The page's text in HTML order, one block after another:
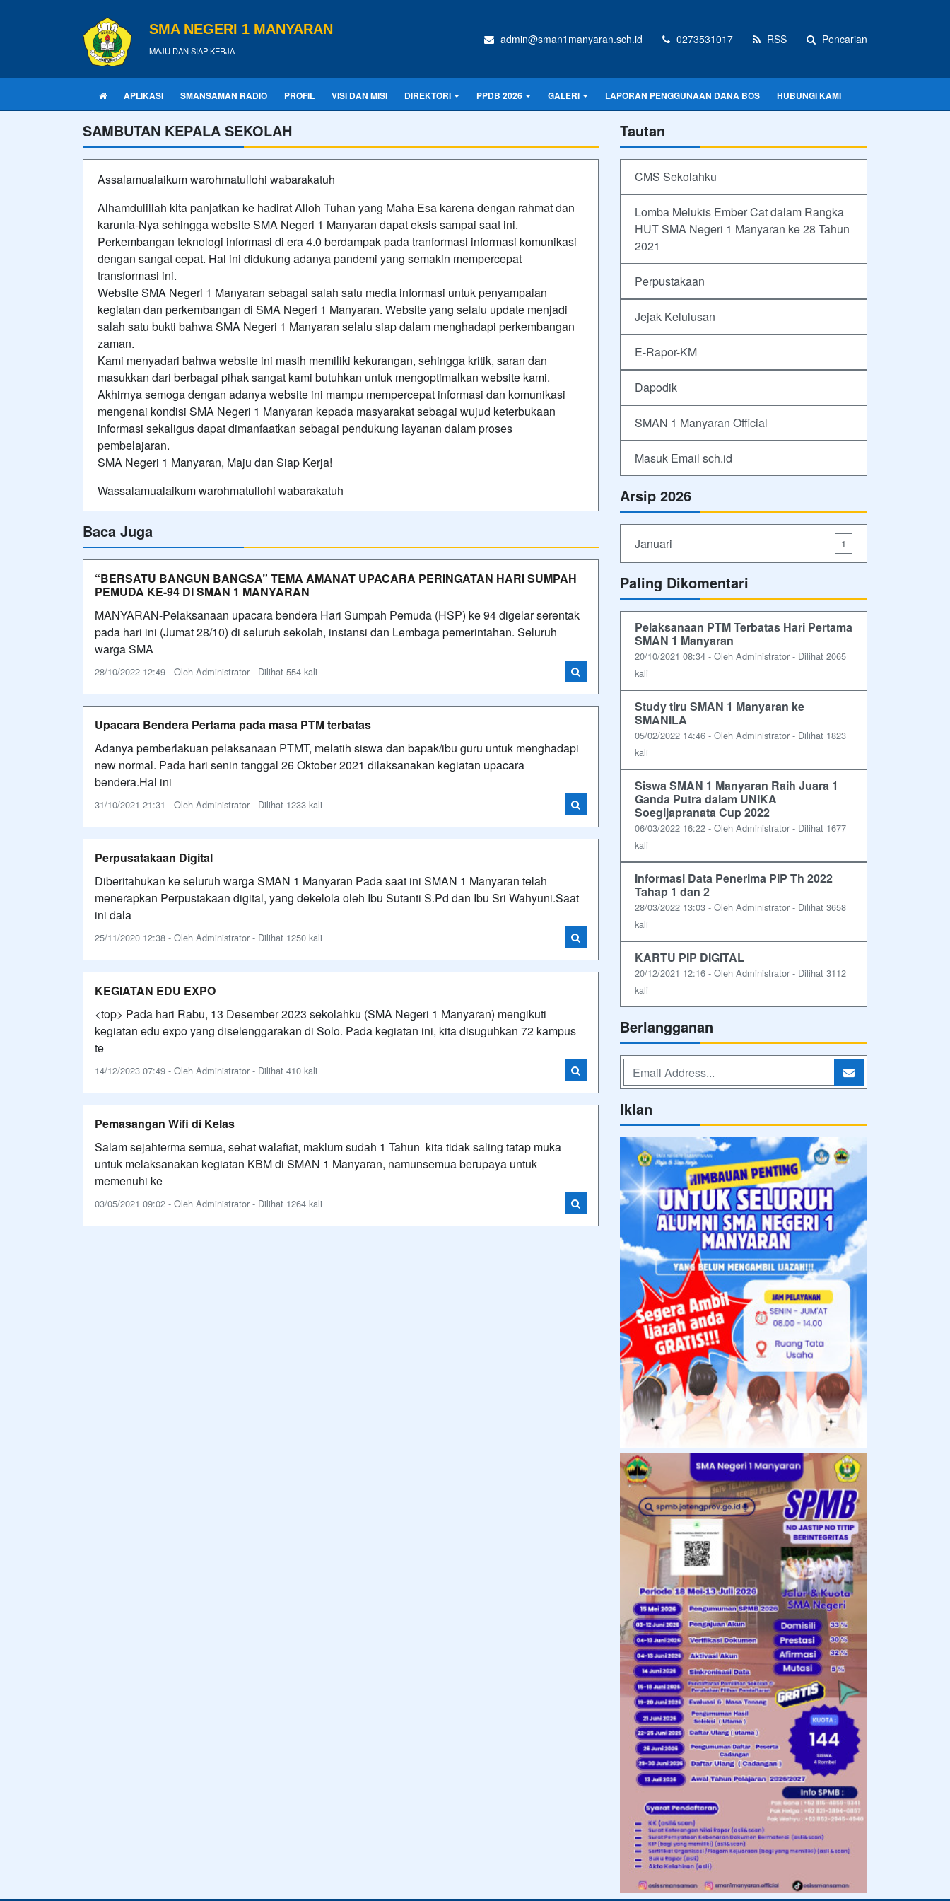
SMA NEGERI 1 MANYARAN
MAJU DAN SIAP KERJA
admin@sman1manyaran.sch.id 0273531017 RSS Pencarian
APLIKASI SMANSAMAN RADIO PROFIL VISI DAN MISI DIREKTORI PPDB 2026 GALERI LAPORAN PENGGUNAAN DANA BOS HUBUNGI KAMI
SAMBUTAN KEPALA SEKOLAH
Assalamualaikum warohmatullohi wabarakatuh
Alhamdulillah kita panjatkan ke hadirat Alloh Tuhan yang Maha Esa karena dengan rahmat dan
karunia-Nya sehingga website SMA Negeri 1 Manyaran dapat eksis sampai saat ini.
Perkembangan teknologi informasi di era 4.0 berdampak pada tranformasi informasi komunikasi
dengan sangat cepat. Hal ini didukung adanya pandemi yang semakin mempercepat
transformasi ini.
Website SMA Negeri 1 Manyaran sebagai salah satu media informasi untuk penyampaian
kegiatan dan perkembangan di SMA Negeri 1 Manyaran. Website yang selalu update menjadi
salah satu bukti bahwa SMA Negeri 1 Manyaran selalu siap dalam menghadapi perkembangan
zaman.
Kami menyadari bahwa website ini masih memiliki kekurangan, sehingga kritik, saran dan
masukkan dari berbagai pihak sangat kami butuhkan untuk mengoptimalkan website kami.
Akhirnya semoga dengan adanya website ini mampu mempercepat informasi dan komunikasi
mengenai kondisi SMA Negeri 1 Manyaran kepada masyarakat sebagai wujud keterbukaan
informasi sekaligus dapat dimanfaatkan sebagai pendukung layanan dalam proses
pembelajaran.
SMA Negeri 1 Manyaran, Maju dan Siap Kerja!
Wassalamualaikum warohmatullohi wabarakatuh
Baca Juga
“BERSATU BANGUN BANGSA” TEMA AMANAT UPACARA PERINGATAN HARI SUMPAH
PEMUDA KE-94 DI SMAN 1 MANYARAN
MANYARAN-Pelaksanaan upacara bendera Hari Sumpah Pemuda (HSP) ke 94 digelar serentak
pada hari ini (Jumat 28/10) di seluruh sekolah, instansi dan Lembaga pemerintahan. Seluruh
warga SMA
28/10/2022 12:49 - Oleh Administrator - Dilihat 554 kali
Upacara Bendera Pertama pada masa PTM terbatas
Adanya pemberlakuan pelaksanaan PTMT, melatih siswa dan bapak/ibu guru untuk menghadapi
new normal. Pada hari senin tanggal 26 Oktober 2021 dilaksanakan kegiatan upacara
bendera.Hal ini
31/10/2021 21:31 - Oleh Administrator - Dilihat 1233 kali
Perpusatakaan Digital
Diberitahukan ke seluruh warga SMAN 1 Manyaran Pada saat ini SMAN 1 Manyaran telah
menerapkan Perpustakaan digital, yang dekelola oleh Ibu Sutanti S.Pd dan Ibu Sri Wahyuni.Saat
ini dala
25/11/2020 12:38 - Oleh Administrator - Dilihat 1250 kali
KEGIATAN EDU EXPO
<top> Pada hari Rabu, 13 Desember 2023 sekolahku (SMA Negeri 1 Manyaran) mengikuti
kegiatan edu expo yang diselenggarakan di Solo. Pada kegiatan ini, kita disuguhkan 72 kampus
te
14/12/2023 07:49 - Oleh Administrator - Dilihat 410 kali
Pemasangan Wifi di Kelas
Salam sejahterma semua, sehat walafiat, maklum sudah 1 Tahun kita tidak saling tatap muka
untuk melaksanakan kegiatan KBM di SMAN 1 Manyaran, namunsemua berupaya untuk
memenuhi ke
03/05/2021 09:02 - Oleh Administrator - Dilihat 1264 kali
Tautan
CMS Sekolahku
Lomba Melukis Ember Cat dalam Rangka
HUT SMA Negeri 1 Manyaran ke 28 Tahun
2021
Perpustakaan
Jejak Kelulusan
E-Rapor-KM
Dapodik
SMAN 1 Manyaran Official
Masuk Email sch.id
Arsip 2026
Januari 1
Paling Dikomentari
Pelaksanaan PTM Terbatas Hari Pertama
SMAN 1 Manyaran
20/10/2021 08:34 - Oleh Administrator - Dilihat 2065
kali
Study tiru SMAN 1 Manyaran ke
SMANILA
05/02/2022 14:46 - Oleh Administrator - Dilihat 1823
kali
Siswa SMAN 1 Manyaran Raih Juara 1
Ganda Putra dalam UNIKA
Soegijapranata Cup 2022
06/03/2022 16:22 - Oleh Administrator - Dilihat 1677
kali
Informasi Data Penerima PIP Th 2022
Tahap 1 dan 2
28/03/2022 13:03 - Oleh Administrator - Dilihat 3658
kali
KARTU PIP DIGITAL
20/12/2021 12:16 - Oleh Administrator - Dilihat 3112
kali
Berlangganan
Iklan